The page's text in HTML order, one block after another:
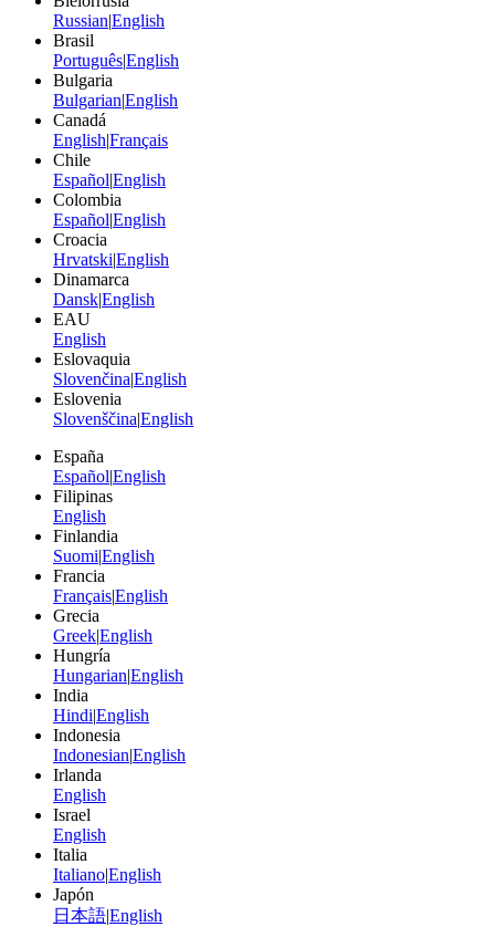
Russian|English
Brasil
Português|English
Bulgaria
Bulgarian|English
Canadá
English|Français
Chile
Español|English
Colombia
Español|English
Croacia
Hrvatski|English
Dinamarca
Dansk|English
EAU
English
Eslovaquia
Slovenčina|English
Eslovenia
Slovenščina|English
España
Español|English
Filipinas
English
Finlandia
Suomi|English
Francia
Français|English
Grecia
Greek|English
Hungría
Hungarian|English
India
Hindi|English
Indonesia
Indonesian|English
Irlanda
English
Israel
English
Italia
Italiano|English
Japón
日本語|English